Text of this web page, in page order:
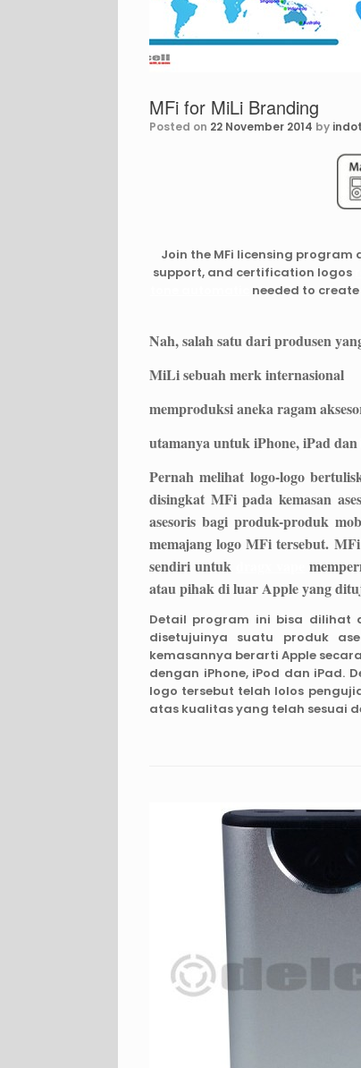
MFi for MiLi Branding
Posted on 22 November 2014 by
Join the MFi licensing
support, and certification logos
needed to
Nah, salah satu dari produsen
MiLi sebuah merk internasional
memproduksi aneka ragam
utamanya untuk iPhone, iPad dan
Pernah melihat logo-logo
disingkat MFi pada kemasan
asesoris bagi produk-produk
memajang logo MFi tersebut.
sendiri untuk
atau pihak di luar Apple yang
Detail program ini bisa dilihat
disetujuinya suatu produk
kemasannya berarti Apple
dengan iPhone, iPod dan iPad.
logo tersebut telah lolos
atas kualitas yang telah sesuai